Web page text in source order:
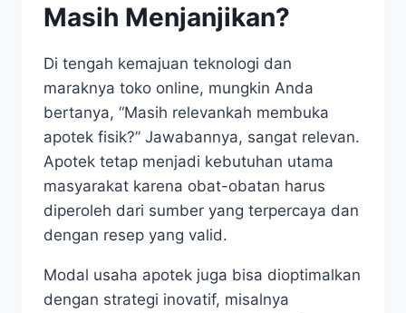
Masih Menjanjikan?
Di tengah kemajuan teknologi dan
maraknya toko online, mungkin Anda
bertanya, “Masih relevankah membuka
apotek fisik?” Jawabannya, sangat relevan.
Apotek tetap menjadi kebutuhan utama
masyarakat karena obat-obatan harus
diperoleh dari sumber yang terpercaya dan
dengan resep yang valid.
Modal usaha apotek juga bisa dioptimalkan
dengan strategi inovatif, misalnya